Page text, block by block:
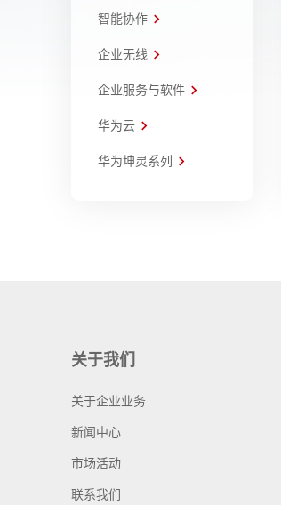
智能协作
企业无线
企业服务与软件
华为云
华为坤灵系列
关于我们
关于企业业务
新闻中心
市场活动
联系我们